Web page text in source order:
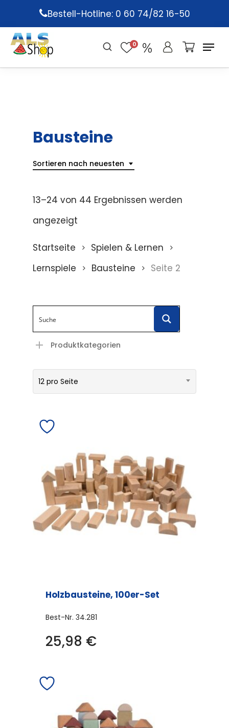
main
content
Bestell-Hotline: 0 60 74/82 16-50
0
Bausteine
Sortieren nach neuesten
13–24 von 44 Ergebnissen werden
angezeigt
Startseite
Spielen & Lernen
Lernspiele
Bausteine Seite 2
Produktkategorien
12 pro Seite
Holzbausteine, 100er-Set
Best-Nr. 34.281
25,98 €